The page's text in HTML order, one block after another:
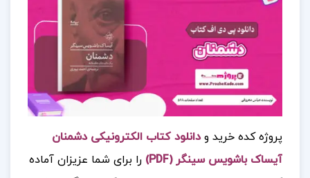
پروژه کده خرید و دانلود کتاب الکترونیکی دشمنان
آیساک باشویس سینگر (PDF)
را برای شما عزیزان آماده